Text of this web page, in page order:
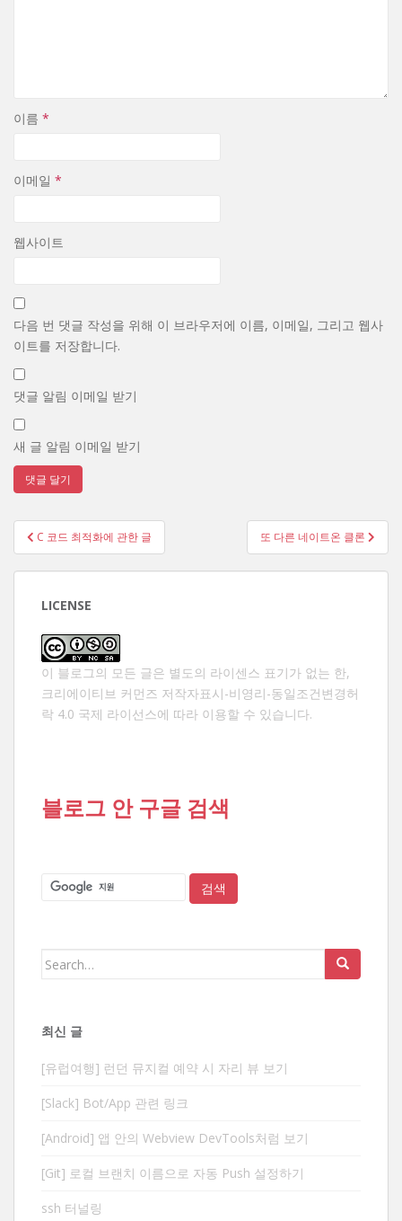
이름 *
이메일 *
웹사이트
다음 번 댓글 작성을 위해 이 브라우저에 이름, 이메일, 그리고 웹사
이트를 저장합니다.
댓글 알림 이메일 받기
새 글 알림 이메일 받기
글
탐
색
C 코드 최적화에 관한 글 또 다른 네이트온 클론
LICENSE
이 블로그의 모든 글은 별도의 라이센스 표기가 없는 한,
크리에이티브 커먼즈 저작자표시-비영리-동일조건변경허
락 4.0 국제 라이선스에 따라 이용할 수 있습니다.
블로그 안 구글 검색
Search
최신 글
[유럽여행] 런던 뮤지컬 예약 시 자리 뷰 보기
[Slack] Bot/App 관련 링크
[Android] 앱 안의 Webview DevTools처럼 보기
[Git] 로컬 브랜치 이름으로 자동 Push 설정하기
ssh 터널링